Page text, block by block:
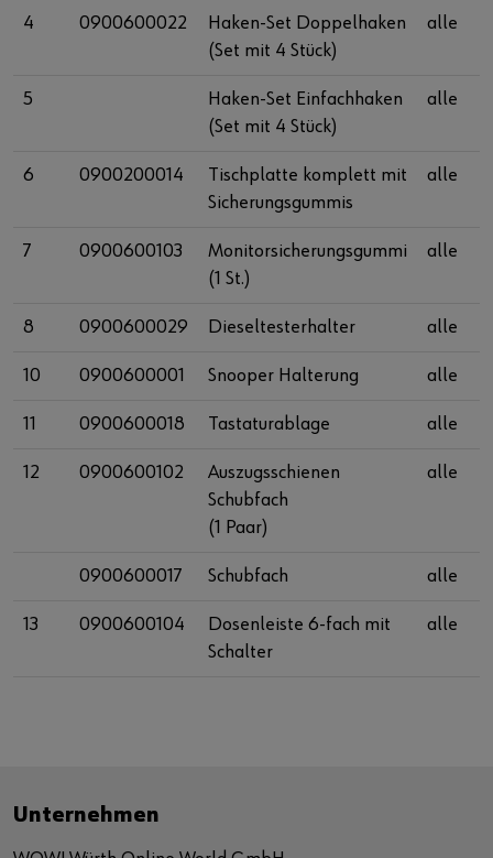
4 0900600022
Haken-Set Doppelhaken
(Set mit 4 Stück)
alle
5
Haken-Set Einfachhaken
(Set mit 4 Stück)
alle
6 0900200014
Tischplatte komplett mit
Sicherungsgummis
alle
7 0900600103
Monitorsicherungsgummi
(1 St.)
alle
8 0900600029 Dieseltesterhalter alle
10 0900600001 Snooper Halterung alle
11 0900600018 Tastaturablage alle
12 0900600102
Auszugsschienen
Schubfach
(1 Paar)
alle
0900600017 Schubfach alle
13 0900600104
Dosenleiste 6-fach mit
Schalter
alle
Unternehmen